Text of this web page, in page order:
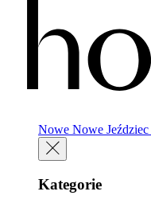
Nowe Nowe Jeździec
Kategorie